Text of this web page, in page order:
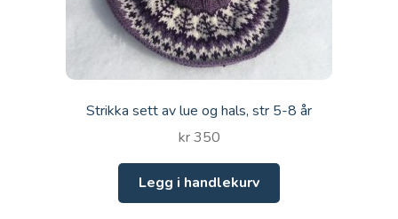
Strikka sett av lue og hals, str 5-8 år
kr350
Legg i handlekurv